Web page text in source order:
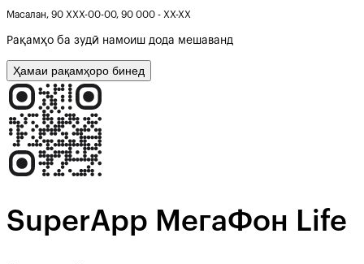
Масалан, 90 ХХХ-00-00, 90 000 - ХХ-ХХ
Рақамҳо ба зудӣ намоиш дода мешаванд
Ҳамаи рақамҳоро бинед
SuperApp МегаФон Life